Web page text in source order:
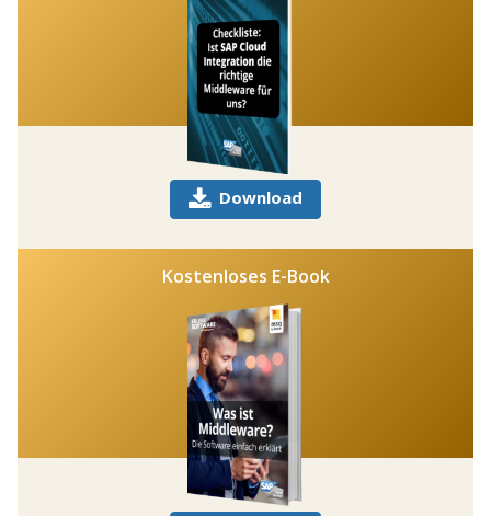
Download
Kostenloses E-Book